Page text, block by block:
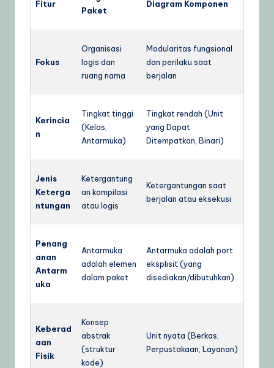
Fitur
Paket
Diagram Komponen
Fokus
Organisasi
logis dan
ruang nama
Modularitas fungsional
dan perilaku saat
berjalan
Kerincia
n
Tingkat tinggi
(Kelas,
Antarmuka)
Tingkat rendah (Unit
yang Dapat
Ditempatkan, Binari)
Jenis
Keterga
ntungan
Ketergantung
an kompilasi
atau logis
Ketergantungan saat
berjalan atau eksekusi
Penang
anan
Antarm
uka
Antarmuka
adalah elemen
dalam paket
Antarmuka adalah port
eksplisit (yang
disediakan/dibutuhkan)
Keberad
aan
Fisik
Konsep
abstrak
(struktur
kode)
Unit nyata (Berkas,
Perpustakaan, Layanan)